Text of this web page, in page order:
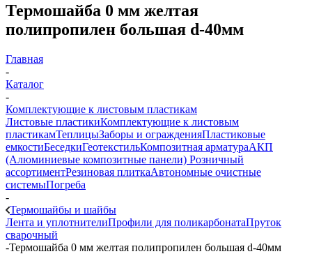
Термошайба 0 мм желтая
полипропилен большая d-40мм
Главная
-
Каталог
-
Комплектующие к листовым пластикам
Листовые пластикиКомплектующие к листовым
пластикамТеплицыЗаборы и огражденияПластиковые
емкостиБеседкиГеотекстильКомпозитная арматураАКП
(Алюминиевые композитные панели) Розничный
ассортиментРезиновая плиткаАвтономные очистные
системыПогреба
-
Термошайбы и шайбы
Лента и уплотнителиПрофили для поликарбонатаПруток
сварочный
-Термошайба 0 мм желтая полипропилен большая d-40мм